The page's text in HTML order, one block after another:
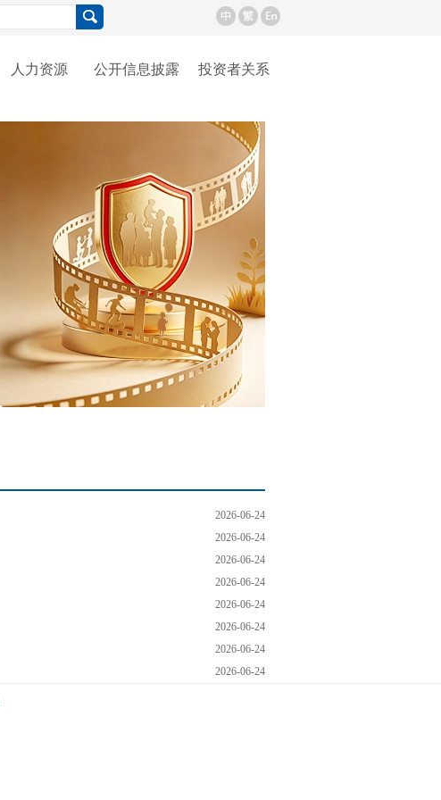
人力资源 公开信息披露 投资者关系
2026-06-24
2026-06-24
2026-06-24
2026-06-24
2026-06-24
2026-06-24
2026-06-24
2026-06-24